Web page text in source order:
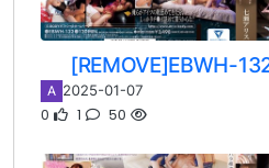
[REMOVE]EBWH-
A 2025-01-07
0 1 50